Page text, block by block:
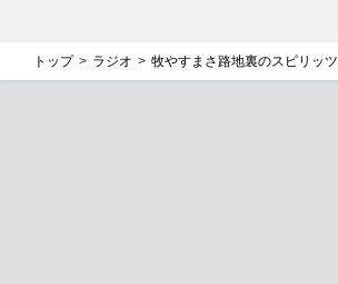
トップ ラジオ 牧やすまさ路地裏のスピリッツ